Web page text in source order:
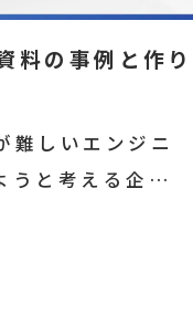
料の事例と作り
難しいエンジニ
うと考える企業
記の内容を紹